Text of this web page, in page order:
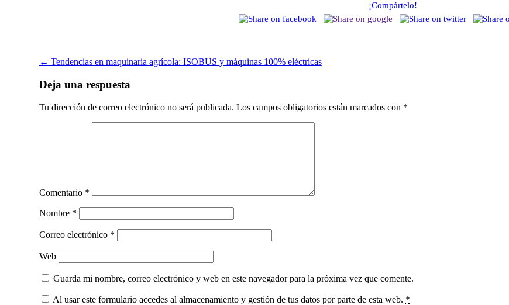
¡Compártelo!
Post
navigation
← Tendencias en maquinaria agrícola: ISOBUS y máquinas 100% eléctricas
Deja una respuesta
Tu dirección de correo electrónico no será publicada. Los campos obligatorios están marcados con *
Comentario *
Nombre *
Correo electrónico *
Web
Guarda mi nombre, correo electrónico y web en este navegador para la próxima vez que comente.
Al usar este formulario accedes al almacenamiento y gestión de tus datos por parte de esta web. *